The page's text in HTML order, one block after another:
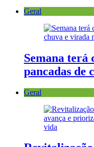
Geral
Semana terá
pancadas de
Geral